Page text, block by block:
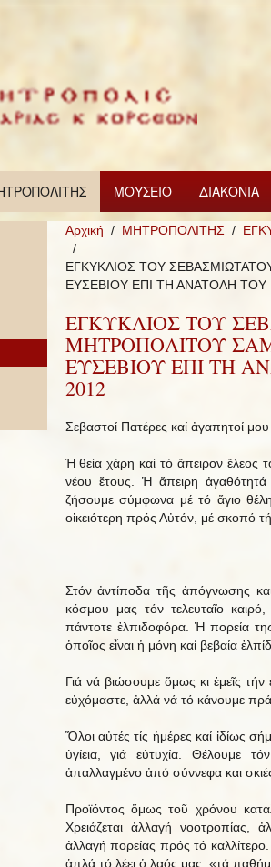
ΜΟΥΣΕΙΟ ΔΙΑΚΟΝΙΑ
Αρχική ΜΗΤΡΟΠΟΛΙΤΗΣ
ΕΓΚΥΚΛΙΟΣ ΤΟΥ
ΕΥΣΕΒΙΟΥ ΕΠΙ ΤΗ ΑΝΑΤΟΛΗ
ΕΓΚΥΚΛΙΟΣ ΤΟΥ
ΜΗΤΡΟΠΟΛΙΤΟΥ
ΕΥΣΕΒΙΟΥ ΕΠΙ ΤΗ
2012
Σεβαστοί Πατέρες καί ἀγαπητοί μου
Ἡ θεία χάρη καί τό ἄπειρον ἔλεος
νέου ἔτους. Ἡ ἄπειρη
ζήσουμε σύμφωνα μέ τό ἅγιο
οἰκειότερη πρός Αὐτόν, μέ σκοπό
Στόν ἀντίποδα τῆς ἀπόγνωσης
κόσμου μας τόν τελευταῖο
πάντοτε ἐλπιδοφόρα. Ἡ πορεία της
ὁποῖος εἶναι ἡ μόνη καί βεβαία
Γιά νά βιώσουμε ὅμως κι ἐμεῖς τήν
εὐχόμαστε, ἀλλά νά τό κάνουμε
Ὅλοι αὐτές τίς ἡμέρες καί ἰδίως
ὑγίεια, γιά εὐτυχία. Θέλουμε
ἀπαλλαγμένο ἀπό σύννεφα και
Προϊόντος ὅμως τοῦ χρόνου
Χρειάζεται ἀλλαγή νοοτροπίας,
ἀλλαγή πορείας πρός τό
ἁπλά τό λέει ὁ λαός μας: «τά